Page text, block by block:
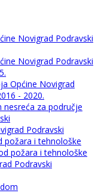
Novigrad Podravski
Novigrad Podravski
Općine Novigrad
- 2020.
nesreća za područje
Podravski
požara i tehnološke
požara i tehnološke
Podravski